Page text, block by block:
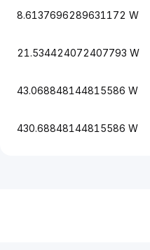
8.6137696289631172 W
21.534424072407793 W
43.068848144815586 W
430.68848144815586 W